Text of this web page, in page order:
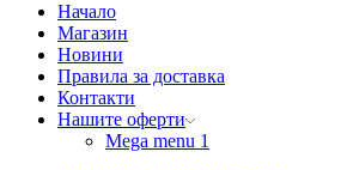
Начало
Магазин
Новини
Правила за доставка
Контакти
Нашите оферти
Mega menu 1